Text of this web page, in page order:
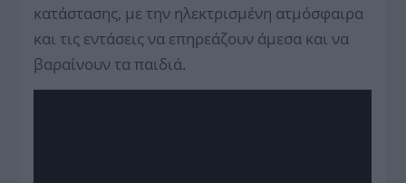
κατάστασης, με την ηλεκτρισμένη ατμόσφαιρα
και τις εντάσεις να επηρεάζουν άμεσα και να
βαραίνουν τα παιδιά.